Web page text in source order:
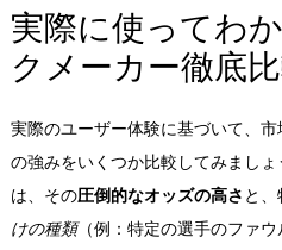
実際に使ってわ
クメーカー徹底
実際のユーザー体験に基づいて、
の強みをいくつか比較してみましょ
は、その圧倒的なオッズの高さ と、
けの種類（例：特定の選手のファウ